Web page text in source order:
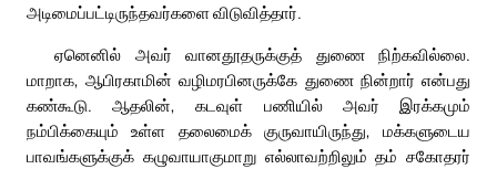
அடிமைப்பட்டிருந்தவர்களை விடுவித்தார்.
ஏனெனில் அவர் வானதூதருக்குத் துணை நிற்கவில்லை.
மாறாக, ஆபிரகாமின் வழிமரபினருக்கே துணை நின்றார் என்பது
கண்கூடு. ஆதலின், கடவுள் பணியில் அவர் இரக்கமும்
நம்பிக்கையும் உள்ள தலைமைக் குருவாயிருந்து, மக்களுடைய
பாவங்களுக்குக் கழுவாயாகுமாறு எல்லாவற்றிலும் தம் சகோதரர்